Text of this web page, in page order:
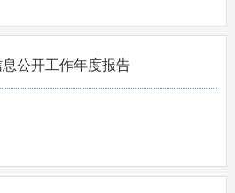
公开工作年度报告